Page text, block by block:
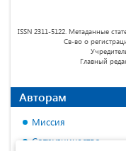
ISSN 2311-5122. Метаданные
Св-во о
Главный
Авторам
Миссия
Сотрудничество